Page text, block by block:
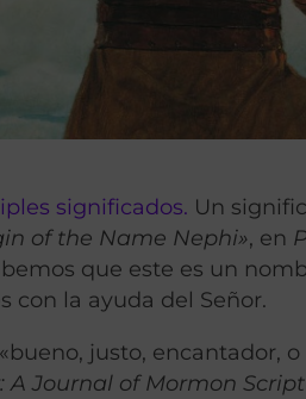
significados. Un
of the Name Nephi», en
que este es un
con la ayuda del Señor.
justo, encantador, o
A Journal of Mormon